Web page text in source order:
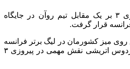
تیم ترینیه فویلارد با پیروزی ۳ بر یک مقابل تیم روآن در جایگاه
روی میز کشورمان در لیگ برتر فرانسه
با پیروزی مقابل رابرت گاردوس اتریشی نقش مهمی در پیروزی ۳